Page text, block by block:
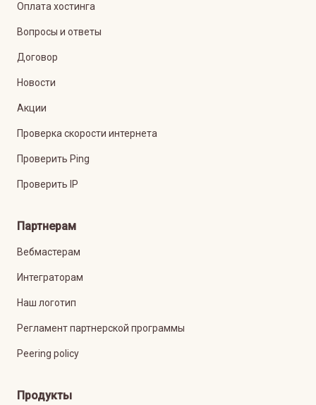
Оплата хостинга
Вопросы и ответы
Договор
Новости
Акции
Проверка скорости интернета
Проверить Ping
Проверить IP
Партнерам
Вебмастерам
Интеграторам
Наш логотип
Регламент партнерской программы
Peering policy
Продукты